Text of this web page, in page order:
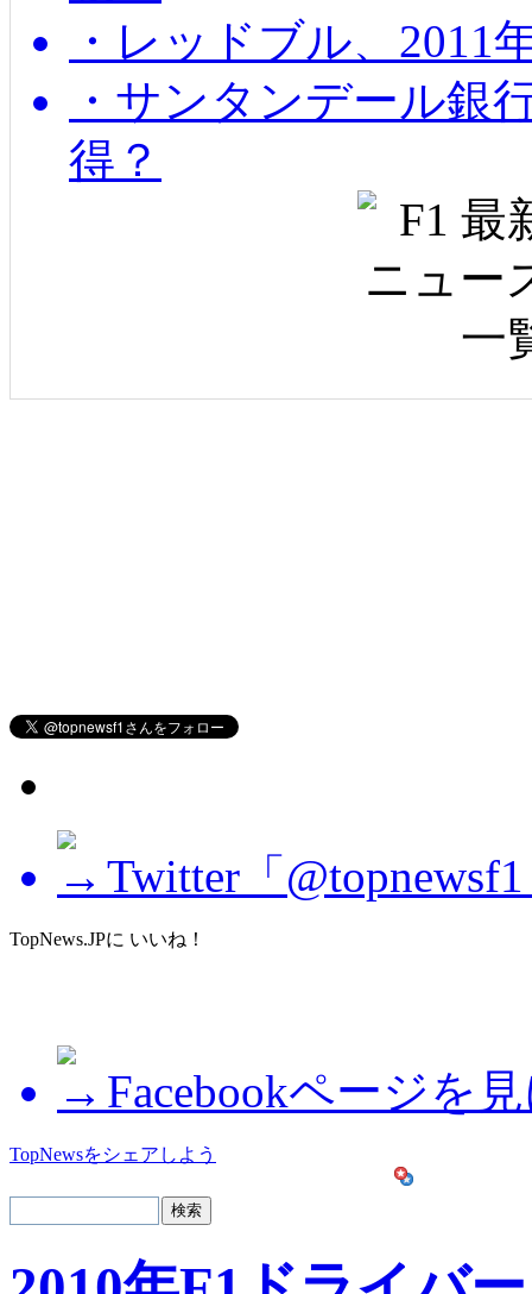
・レッドブル、2011
・サンタンデール銀
得？
Twitter「
TopNews.JPに いいね！
Facebookページを
TopNewsをシェアしよう